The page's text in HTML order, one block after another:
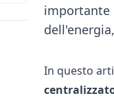
importante
In questo